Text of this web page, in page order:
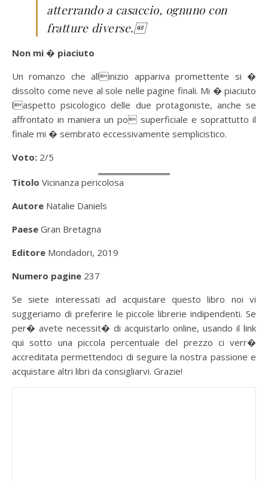
atterrando a casaccio, ognuno con
fratture diverse.
Non mi � piaciuto
Un romanzo che allinizio appariva promettente si �
dissolto come neve al sole nelle pagine finali. Mi � piaciuto
laspetto psicologico delle due protagoniste, anche se
affrontato in maniera un po superficiale e soprattutto il
finale mi � sembrato eccessivamente semplicistico.
Voto: 2/5
Titolo Vicinanza pericolosa
Autore Natalie Daniels
Paese Gran Bretagna
Editore Mondadori, 2019
Numero pagine 237
Se siete interessati ad acquistare questo libro noi vi
suggeriamo di preferire le piccole librerie indipendenti. Se
per� avete necessit� di acquistarlo online, usando il link
qui sotto una piccola percentuale del prezzo ci verr�
accreditata permettendoci di seguire la nostra passione e
acquistare altri libri da consigliarvi. Grazie!